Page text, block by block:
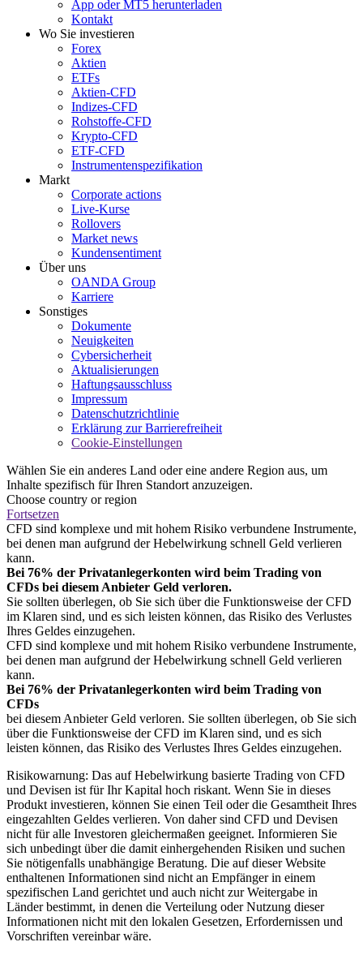
App oder MT5 herunterladen
Kontakt
Wo Sie investieren
Forex
Aktien
ETFs
Aktien-CFD
Indizes-CFD
Rohstoffe-CFD
Krypto-CFD
ETF-CFD
Instrumentenspezifikation
Markt
Corporate actions
Live-Kurse
Rollovers
Market news
Kundensentiment
Über uns
OANDA Group
Karriere
Sonstiges
Dokumente
Neuigkeiten
Cybersicherheit
Aktualisierungen
Haftungsausschluss
Impressum
Datenschutzrichtlinie
Erklärung zur Barrierefreiheit
Cookie-Einstellungen
Wählen Sie ein anderes Land oder eine andere Region aus, um
Inhalte spezifisch für Ihren Standort anzuzeigen.
Choose country or region
Fortsetzen
CFD sind komplexe und mit hohem Risiko verbundene Instrumente,
bei denen man aufgrund der Hebelwirkung schnell Geld verlieren
kann.
Bei 76% der Privatanlegerkonten wird beim Trading von
CFDs bei diesem Anbieter Geld verloren.
Sie sollten überlegen, ob Sie sich über die Funktionsweise der CFD
im Klaren sind, und es sich leisten können, das Risiko des Verlustes
Ihres Geldes einzugehen.
CFD sind komplexe und mit hohem Risiko verbundene Instrumente,
bei denen man aufgrund der Hebelwirkung schnell Geld verlieren
kann.
Bei 76% der Privatanlegerkonten wird beim Trading von
CFDs
bei diesem Anbieter Geld verloren. Sie sollten überlegen, ob Sie sich
über die Funktionsweise der CFD im Klaren sind, und es sich
leisten können, das Risiko des Verlustes Ihres Geldes einzugehen.
Risikowarnung: Das auf Hebelwirkung basierte Trading von CFD
und Devisen ist für Ihr Kapital hoch riskant. Wenn Sie in dieses
Produkt investieren, können Sie einen Teil oder die Gesamtheit Ihres
eingezahlten Geldes verlieren. Von daher sind CFD und Devisen
nicht für alle Investoren gleichermaßen geeignet. Informieren Sie
sich unbedingt über die damit einhergehenden Risiken und suchen
Sie nötigenfalls unabhängige Beratung. Die auf dieser Website
enthaltenen Informationen sind nicht an Empfänger in einem
spezifischen Land gerichtet und auch nicht zur Weitergabe in
Länder bestimmt, in denen die Verteilung oder Nutzung dieser
Informationen nicht mit den lokalen Gesetzen, Erfordernissen und
Vorschriften vereinbar wäre.